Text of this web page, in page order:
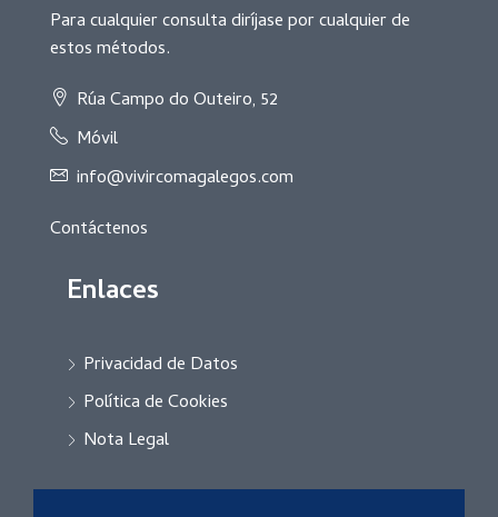
Para cualquier consulta diríjase por cualquier de
estos métodos.
Rúa Campo do Outeiro, 52
Móvil
info@vivircomagalegos.com
Contáctenos
Enlaces
Privacidad de Datos
Política de Cookies
Nota Legal